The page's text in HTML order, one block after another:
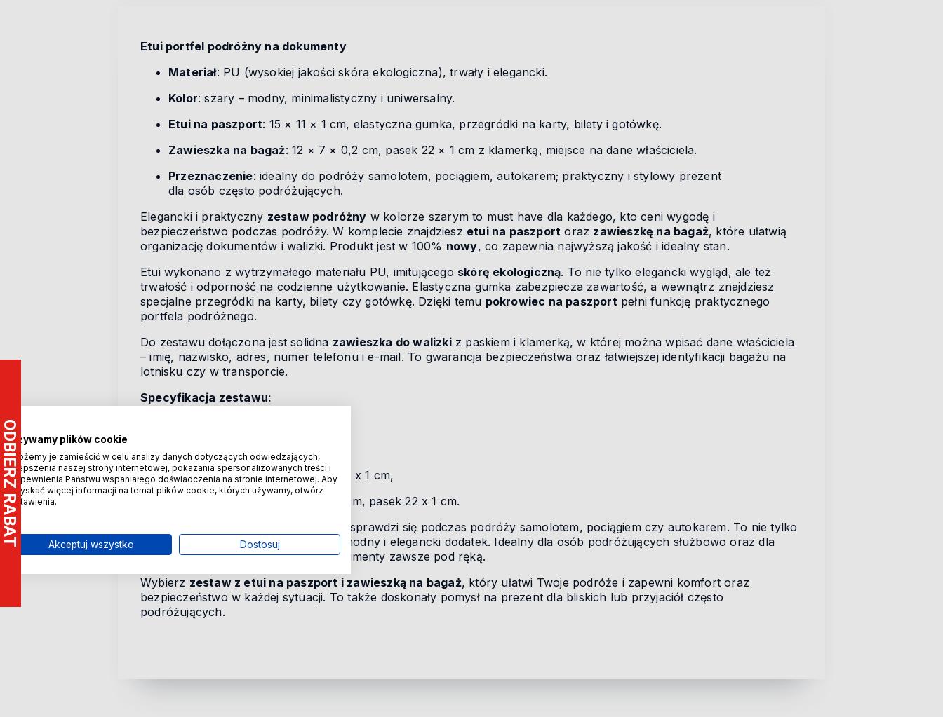
Etui portfel podróżny na dokumenty
Materiał: PU (wysokiej jakości skóra ekologiczna), trwały i elegancki.
Kolor: szary – modny, minimalistyczny i uniwersalny.
Etui na paszport: 15 × 11 × 1 cm, elastyczna gumka, przegródki na karty, bilety i gotówkę.
Zawieszka na bagaż: 12 × 7 × 0,2 cm, pasek 22 × 1 cm z klamerką, miejsce na dane właściciela.
Przeznaczenie: idealny do podróży samolotem, pociągiem, autokarem; praktyczny i stylowy prezent
dla osób często podróżujących.
Elegancki i praktyczny zestaw podróżny w kolorze szarym to must have dla każdego, kto ceni wygodę i
bezpieczeństwo podczas podróży. W komplecie znajdziesz etui na paszport oraz zawieszkę na bagaż, które ułatwią
organizację dokumentów i walizki. Produkt jest w 100% nowy, co zapewnia najwyższą jakość i idealny stan.
Etui wykonano z wytrzymałego materiału PU, imitującego skórę ekologiczną. To nie tylko elegancki wygląd, ale też
trwałość i odporność na codzienne użytkowanie. Elastyczna gumka zabezpiecza zawartość, a wewnątrz znajdziesz
specjalne przegródki na karty, bilety czy gotówkę. Dzięki temu pokrowiec na paszportpełni funkcję praktycznego
portfela podróżnego.
Do zestawu dołączona jest solidna zawieszka do walizkiz paskiem i klamerką, w której można wpisać dane właściciela
– imię, nazwisko, adres, numer telefonu i e-mail. To gwarancja bezpieczeństwa oraz łatwiejszej identyfikacji bagażu na
lotnisku czy w transporcie.
Specyfikacja zestawu:
Wymiary etui na paszport: 15 x 11 x 1 cm,
Wymiary zawieszki: 12 x 7 x 0,2 cm, pasek 22 x 1 cm.
świetnie sprawdzi się podczas podróży samolotem, pociągiem czy autokarem. To nie tylko
praktyczne akcesorium, ale również modny i elegancki dodatek. Idealny dla osób podróżujących służbowo oraz dla
tych, którzy lubią mieć wszystkie dokumenty zawsze pod ręką.
Wybierz zestaw z etui na paszport i zawieszką na bagaż, który ułatwi Twoje podróże i zapewni komfort oraz
bezpieczeństwo w każdej sytuacji. To także doskonały pomysł na prezent dla bliskich lub przyjaciół często
podróżujących.
Używamy plików cookie
Możemy je zamieścić w celu analizy danych dotyczących odwiedzających,
ulepszenia naszej strony internetowej, pokazania spersonalizowanych treści i
zapewnienia Państwu wspaniałego doświadczenia na stronie internetowej. Aby
uzyskać więcej informacji na temat plików cookie, których używamy, otwórz
ustawienia.
Akceptuj wszystko Dostosuj